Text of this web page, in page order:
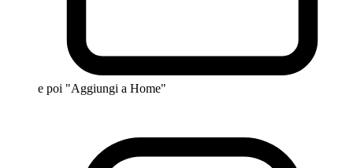
e poi "Aggiungi a Home"